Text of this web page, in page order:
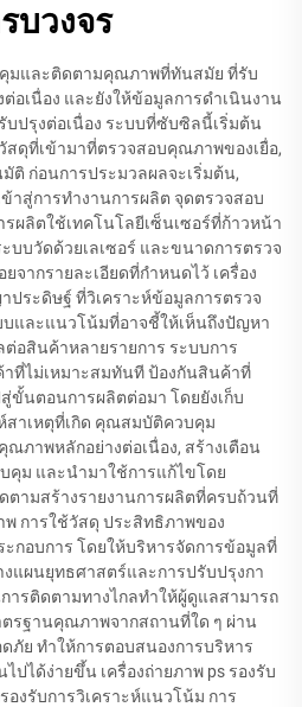
บวงจร
คุมและติดตามคุณภาพที่ทันสมัย ที่รับ
เนื่อง และยังให้ข้อมูลการดําเนินงาน
ปรุงต่อเนื่อง ระบบที่ซับซิลนี้เริ่มต้น
สดุที่เข้ามาที่ตรวจสอบคุณภาพของเยื่อ,
ก่อนการประมวลผลจะเริ่มต้น,
าสู่การทํางานการผลิต จุดตรวจสอบ
ผลิตใช้เทคโนโลยีเซ็นเซอร์ที่ก้าวหน้า
บบวัดด้วยเลเซอร์ และขนาดการตรวจ
จากรายละเอียดที่กําหนดไว้ เครื่อง
ระดิษฐ์ ที่วิเคราะห์ข้อมูลการตรวจ
บและแนวโน้มที่อาจชี้ให้เห็นถึงปัญหา
อสินค้าหลายรายการ ระบบการ
ที่ไม่เหมาะสมทันที ป้องกันสินค้าที่
ขั้นตอนการผลิตต่อมา โดยยังเก็บ
สาเหตุที่เกิด คุณสมบัติควบคุม
ภาพหลักอย่างต่อเนื่อง, สร้างเตือน
คุม และนํามาใช้การแก้ไขโดย
ตามสร้างรายงานการผลิตที่ครบถ้วนที่
การใช้วัสดุ ประสิทธิภาพของ
ะกอบการ โดยให้บริหารจัดการข้อมูลที่
แผนยุทธศาสตร์และการปรับปรุงกา
ารติดตามทางไกลทําให้ผู้ดูแลสามารถ
รฐานคุณภาพจากสถานที่ใด ๆ ผ่าน
ภัย ทําให้การตอบสนองการบริหาร
ได้ง่ายขึ้น เครื่องถ่ายภาพ ps รองรับ
งรับการวิเคราะห์แนวโน้ม การ